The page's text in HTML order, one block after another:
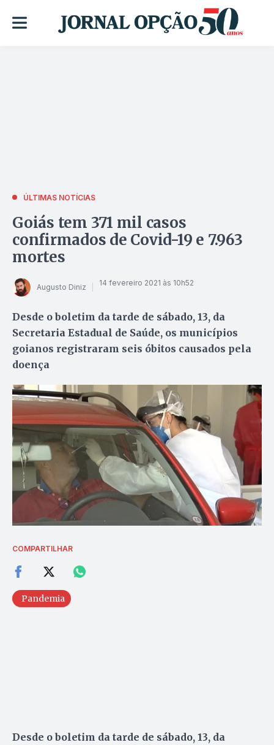
ÚLTIMAS NOTÍCIAS
Goiás tem 371 mil casos
confirmados de Covid-19 e 7.963
mortes
Augusto Diniz 14 fevereiro 2021 às 10h52
Desde o boletim da tarde de sábado, 13, da
Secretaria Estadual de Saúde, os municípios
goianos registraram seis óbitos causados pela
doença
COMPARTILHAR
Pandemia
Desde o boletim da tarde de sábado, 13, da